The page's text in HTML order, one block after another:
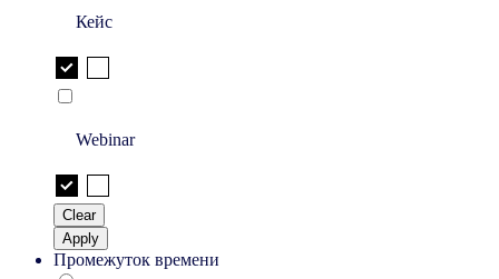
Кейс
Webinar
Clear
Apply
Промежуток времени